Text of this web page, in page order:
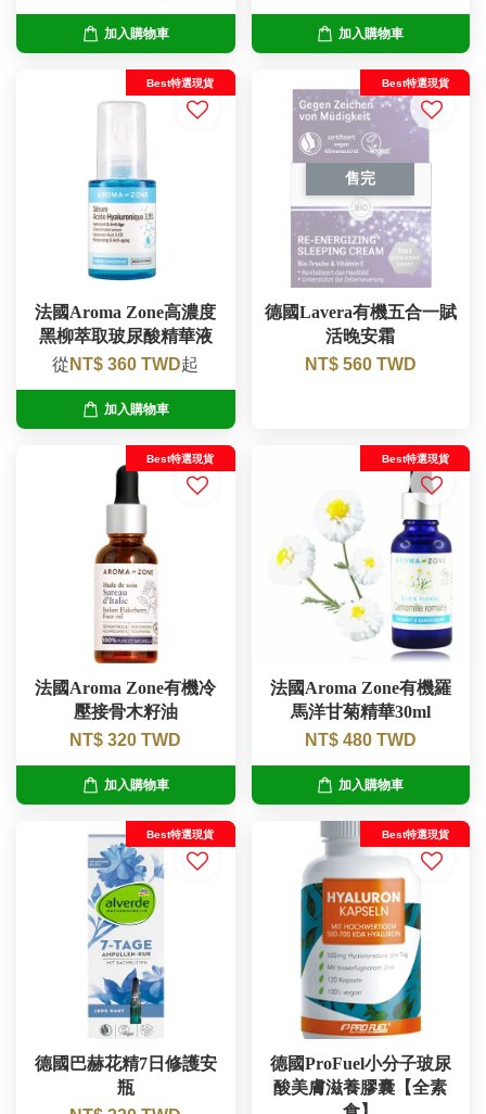
加入購物車 加入購物車
Best特選現貨
法國Aroma Zone高濃度
黑柳萃取玻尿酸精華液
從 NT$ 360 TWD起
加入購物車
售完
Best特選現貨
德國Lavera有機五合一賦
活晚安霜
NT$ 560 TWD
Best特選現貨
法國Aroma Zone有機冷
壓接骨木籽油
NT$ 320 TWD
加入購物車
Best特選現貨
法國Aroma Zone有機羅
馬洋甘菊精華30ml
NT$ 480 TWD
加入購物車
Best特選現貨
德國巴赫花精7日修護安
瓶
Best特選現貨
德國ProFuel小分子玻尿
酸美膚滋養膠囊【全素